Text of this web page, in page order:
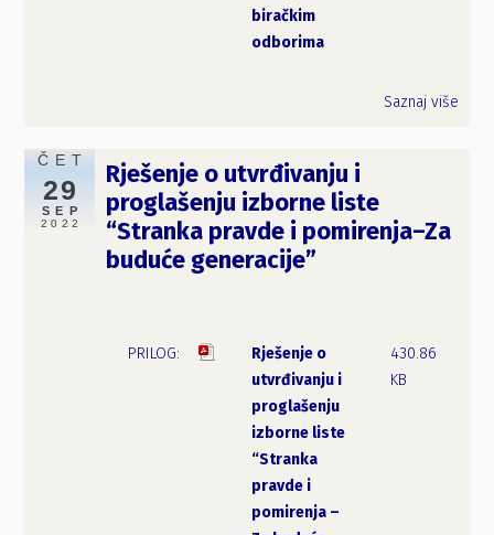
biračkim
odborima
Saznaj više
ČET
29
SEP
2022
Rješenje o utvrđivanju i
proglašenju izborne liste
“Stranka pravde i pomirenja–Za
buduće generacije”
Rješenje o
utvrđivanju i
proglašenju
izborne liste
“Stranka
pravde i
pomirenja –
430.86
KB